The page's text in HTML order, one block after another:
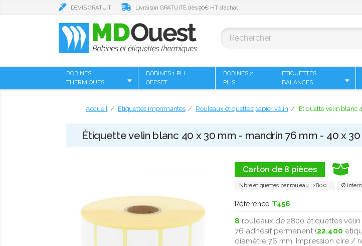
DEVIS GRATUIT Livraison GRATUITE dès 90€ HT d’achat
BOBINES
THERMIQUES
BOBINES 1 PLI
OFFSET
BOBINES 2
PLIS
ÉTIQUETTES
BALANCES
Accueil Etiquettes imprimantes Rouleaux étiquettes papier vélin Étiquette velin blanc
Étiquette velin blanc 40 x 30 mm - mandrin 76 mm - 40 x
Carton de 8 pièces
Nbre étiquettes par rouleau : 2800 Ø
Référence T456
8 rouleaux de 2800 étiquettes vélin
76 adhésif permanent (22.400
diamètre 76 mm. Impression cire /